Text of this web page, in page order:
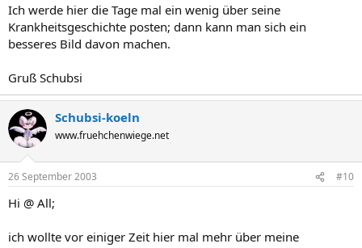
Ich werde hier die Tage mal ein wenig über seine
Krankheitsgeschichte posten; dann kann man sich ein
besseres Bild davon machen.
Gruß Schubsi
Schubsi-koeln
www.fruehchenwiege.net
26 September 2003 #10
Hi @ All;
ich wollte vor einiger Zeit hier mal mehr über meine